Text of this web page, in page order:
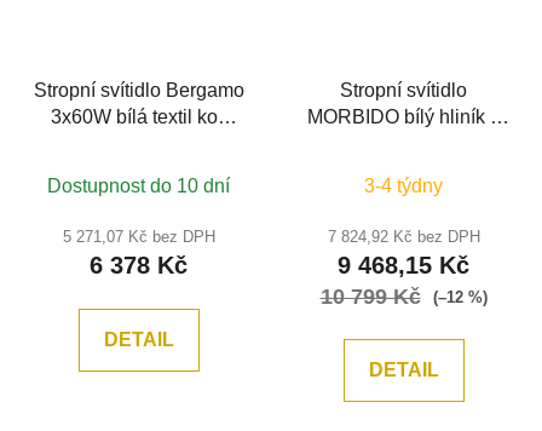
Stropní svítidlo Bergamo
3x60W bílá textil kov
Dostupnost do 10 dní
5 271,07 Kč bez DPH
6 378 Kč
DETAIL
Stropní svítidlo
MORBIDO bílý hliník a
dálkového ovládání
NOVA LUCE
3-4 týdny
7 824,92 Kč bez DPH
9 468,15 Kč
10 799 Kč (–12 %)
DETAIL